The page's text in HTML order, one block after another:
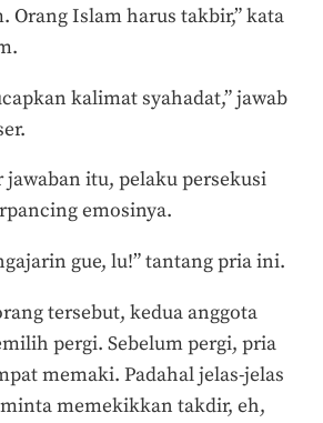
Orang Islam harus takbir,” kata
kalimat syahadat,” jawab
jawaban itu, pelaku persekusi
emosinya.
gue, lu!” tantang pria ini.
tersebut, kedua anggota
pergi. Sebelum pergi, pria
memaki. Padahal jelas-jelas
memekikkan takdir, eh,